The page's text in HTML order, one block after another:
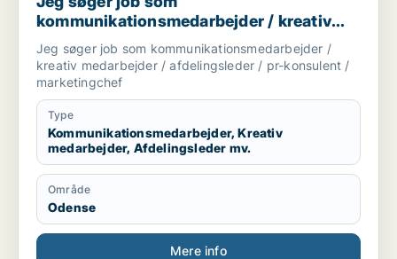
kommunikationsmedarbejder / kreativ
medarbejder / afdelingsleder / pr-
konsulent / marketingchef
Jeg søger job som kommunikationsmedarbejder /
kreativ medarbejder / afdelingsleder / pr-konsulent /
marketingchef
Type
Kommunikationsmedarbejder, Kreativ
medarbejder, Afdelingsleder mv.
Område
Odense
Mere info